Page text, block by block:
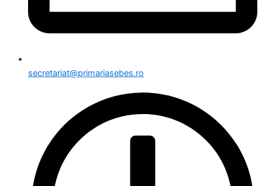
secretariat@primariasebes.ro